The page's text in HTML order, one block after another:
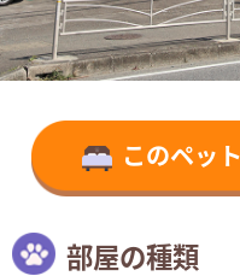
このペッ
部屋の種類